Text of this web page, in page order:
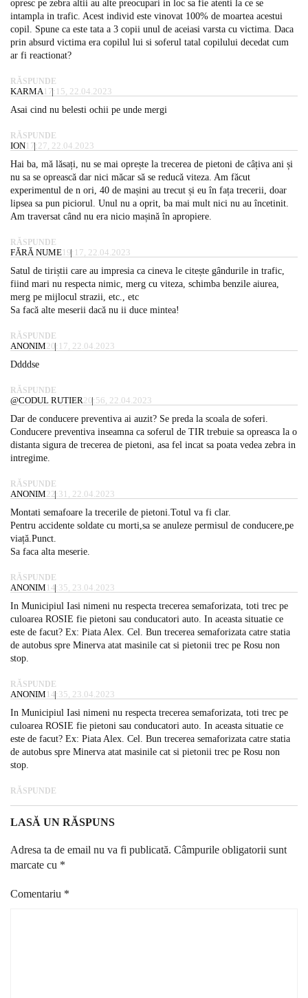
opresc pe zebra altii au alte preocupari in loc sa fie atenti la ce se
intampla in trafic. Acest individ este vinovat 100% de moartea acestui
copil. Spune ca este tata a 3 copii unul de aceiasi varsta cu victima. Daca
prin absurd victima era copilul lui si soferul tatal copilului decedat cum
ar fi reactionat?
RĂSPUNDE
KARMA17:15, 22.04.2023
Asai cind nu belesti ochii pe unde mergi
RĂSPUNDE
ION17:27, 22.04.2023
Hai ba, mă lăsați, nu se mai oprește la trecerea de pietoni de câțiva ani și
nu sa se oprească dar nici măcar să se reducă viteza. Am făcut
experimentul de n ori, 40 de mașini au trecut și eu în fața trecerii, doar
lipsea sa pun piciorul. Unul nu a oprit, ba mai mult nici nu au încetinit.
Am traversat când nu era nicio mașină în apropiere.
RĂSPUNDE
FĂRĂ NUME19:17, 22.04.2023
Satul de tiriștii care au impresia ca cineva le citește gândurile in trafic,
fiind mari nu respecta nimic, merg cu viteza, schimba benzile aiurea,
merg pe mijlocul strazii, etc., etc
Sa facă alte meserii dacă nu ii duce mintea!
RĂSPUNDE
ANONIM20:17, 22.04.2023
Ddddse
RĂSPUNDE
@CODUL RUTIER20:56, 22.04.2023
Dar de conducere preventiva ai auzit? Se preda la scoala de soferi.
Conducere preventiva inseamna ca soferul de TIR trebuie sa opreasca la o
distanta sigura de trecerea de pietoni, asa fel incat sa poata vedea zebra in
intregime.
RĂSPUNDE
ANONIM22:31, 22.04.2023
Montati semafoare la trecerile de pietoni.Totul va fi clar.
Pentru accidente soldate cu morti,sa se anuleze permisul de conducere,pe
viață.Punct.
Sa faca alta meserie.
RĂSPUNDE
ANONIM 14:35, 23.04.2023
In Municipiul Iasi nimeni nu respecta trecerea semaforizata, toti trec pe
culoarea ROSIE fie pietoni sau conducatori auto. In aceasta situatie ce
este de facut? Ex: Piata Alex. Cel. Bun trecerea semaforizata catre statia
de autobus spre Minerva atat masinile cat si pietonii trec pe Rosu non
stop.
RĂSPUNDE
ANONIM 14:35, 23.04.2023
In Municipiul Iasi nimeni nu respecta trecerea semaforizata, toti trec pe
culoarea ROSIE fie pietoni sau conducatori auto. In aceasta situatie ce
este de facut? Ex: Piata Alex. Cel. Bun trecerea semaforizata catre statia
de autobus spre Minerva atat masinile cat si pietonii trec pe Rosu non
stop.
RĂSPUNDE
LASĂ UN RĂSPUNS
Adresa ta de email nu va fi publicată. Câmpurile obligatorii sunt
marcate cu *
Comentariu *